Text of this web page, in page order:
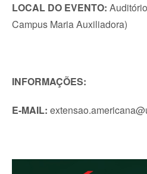
LOCAL DO EVENTO:
Campus Maria Auxiliadora)
INFORMAÇÕES:
E-MAIL: